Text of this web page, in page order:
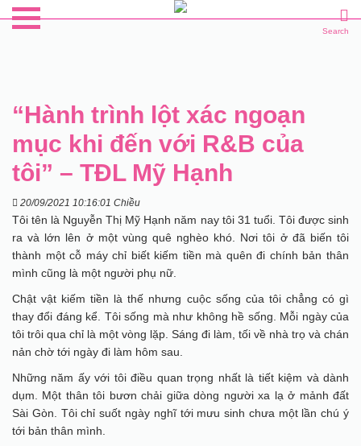
Search
“Hành trình lột xác ngoạn
mục khi đến với R&B của
tôi” – TĐL Mỹ Hạnh
20/09/2021 10:16:01 Chiều
Tôi tên là Nguyễn Thị Mỹ Hạnh năm nay tôi 31 tuổi. Tôi được sinh
ra và lớn lên ở một vùng quê nghèo khó. Nơi tôi ở đã biến tôi
thành một cỗ máy chỉ biết kiếm tiền mà quên đi chính bản thân
mình cũng là một người phụ nữ.
Chật vật kiếm tiền là thế nhưng cuộc sống của tôi chẳng có gì
thay đổi đáng kể. Tôi sống mà như không hề sống. Mỗi ngày của
tôi trôi qua chỉ là một vòng lặp. Sáng đi làm, tối về nhà trọ và chán
nản chờ tới ngày đi làm hôm sau.
Những năm ấy với tôi điều quan trọng nhất là tiết kiệm và dành
dụm. Một thân tôi bươn chải giữa dòng người xa lạ ở mảnh đất
Sài Gòn. Tôi chỉ suốt ngày nghĩ tới mưu sinh chưa một lần chú ý
tới bản thân mình.